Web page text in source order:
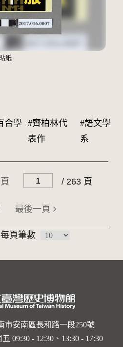
紙
合學
#齊柏林代
表作
#語文學
系
/ 263 頁
最後一頁
每頁筆數
市安南區長和路一段250號
09:30 - 12:30、13:30 - 17:30